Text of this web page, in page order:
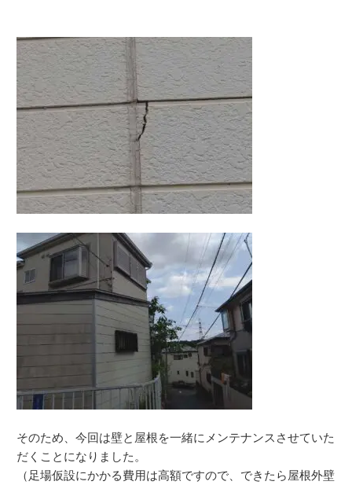
そのため、今回は壁と屋根を一緒にメンテナンスさせていた
だくことになりました。
（足場仮設にかかる費用は高額ですので、できたら屋根外壁